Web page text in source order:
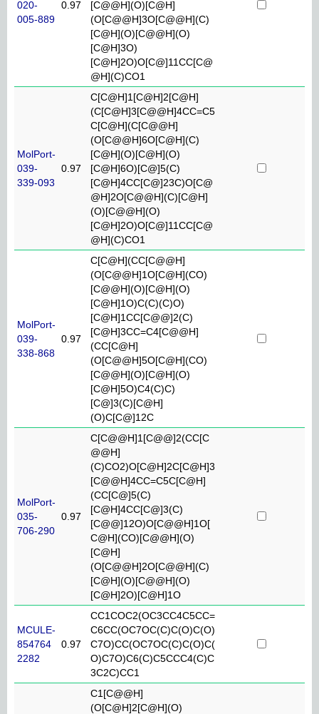
020-
005-889
0.97
[C@@H](O)[C@H]
(O[C@@H]3O[C@@H](C)
[C@H](O)[C@@H](O)
[C@H]3O)
[C@H]2O)O[C@]11CC[C@
@H](C)CO1
MolPort-
039-
339-093
0.97
C[C@H]1[C@H]2[C@H]
(C[C@H]3[C@@H]4CC=C5
C[C@H](C[C@@H]
(O[C@@H]6O[C@H](C)
[C@H](O)[C@H](O)
[C@H]6O)[C@]5(C)
[C@H]4CC[C@]23C)O[C@
@H]2O[C@@H](C)[C@H]
(O)[C@@H](O)
[C@H]2O)O[C@]11CC[C@
@H](C)CO1
MolPort-
039-
338-868
0.97
C[C@H](CC[C@@H]
(O[C@@H]1O[C@H](CO)
[C@@H](O)[C@H](O)
[C@H]1O)C(C)(C)O)
[C@H]1CC[C@@]2(C)
[C@H]3CC=C4[C@@H]
(CC[C@H]
(O[C@@H]5O[C@H](CO)
[C@@H](O)[C@H](O)
[C@H]5O)C4(C)C)
[C@]3(C)[C@H]
(O)C[C@]12C
MolPort-
035-
706-290
0.97
C[C@@H]1[C@@]2(CC[C
@@H]
(C)CO2)O[C@H]2C[C@H]3
[C@@H]4CC=C5C[C@H]
(CC[C@]5(C)
[C@H]4CC[C@]3(C)
[C@@]12O)O[C@@H]1O[
C@H](CO)[C@@H](O)
[C@H]
(O[C@@H]2O[C@@H](C)
[C@H](O)[C@@H](O)
[C@H]2O)[C@H]1O
MCULE-
854764
2282
0.97
CC1COC2(OC3CC4C5CC=
C6CC(OC7OC(C)C(O)C(O)
C7O)CC(OC7OC(C)C(O)C(
O)C7O)C6(C)C5CCC4(C)C
3C2C)CC1
C1[C@@H]
(O[C@H]2[C@H](O)